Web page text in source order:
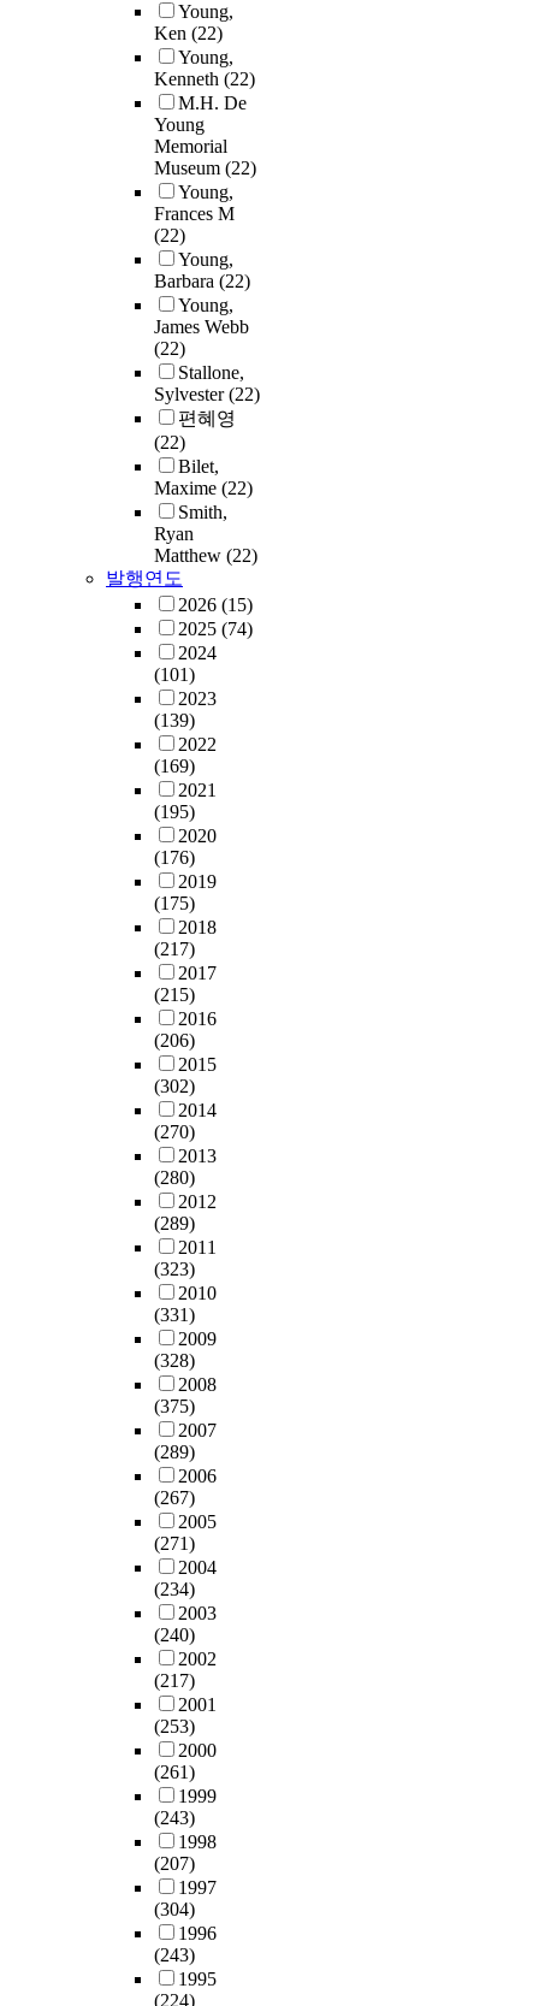
Young,
Ken (22)
Young,
Kenneth (22)
M.H. De
Young
Memorial
Museum (22)
Young,
Frances M
(22)
Young,
Barbara (22)
Young,
James Webb
(22)
Stallone,
Sylvester(22)
편혜영
(22)
Bilet,
Maxime (22)
Smith,
Ryan
Matthew (22)
발행연도
2026 (15)
2025 (74)
2024
(101)
2023
(139)
2022
(169)
2021
(195)
2020
(176)
2019
(175)
2018
(217)
2017
(215)
2016
(206)
2015
(302)
2014
(270)
2013
(280)
2012
(289)
2011
(323)
2010
(331)
2009
(328)
2008
(375)
2007
(289)
2006
(267)
2005
(271)
2004
(234)
2003
(240)
2002
(217)
2001
(253)
2000
(261)
1999
(243)
1998
(207)
1997
(304)
1996
(243)
1995
(224)